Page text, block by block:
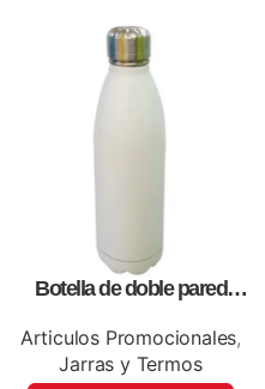
Botella de doble pared
promocionales
Articulos Promocionales,
Jarras y Termos